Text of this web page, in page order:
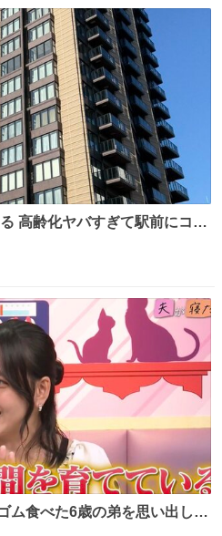
高齢化ヤバすぎて駅前にコン
を住ませる考えらしい 病院も
ム食べた6歳の弟を思い出しな